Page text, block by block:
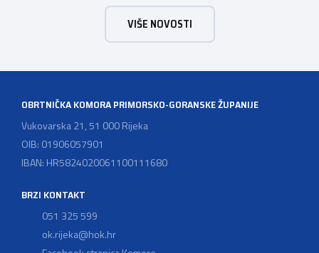
koji još nemaju licenciju da pokrenu postupak
licenciranja kako bi budućim učenicima omogućili
kvalitetno i sigurno stjecanje praktičnih znanja, a
VIŠE NOVOSTI
OBRTNIČKA KOMORA PRIMORSKO-GORANSKE ŽUPANIJE
Vukovarska 21, 51 000 Rijeka
OIB: 01906057901
IBAN: HR5824020061100111680
BRZI KONTAKT
051 325 599
ok.rijeka@hok.hr